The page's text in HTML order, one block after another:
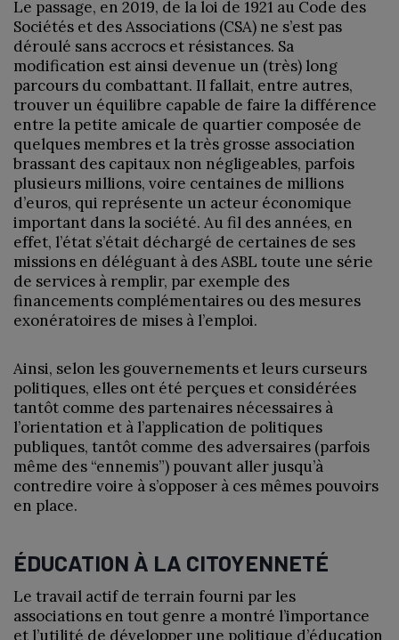
Le passage, en 2019, de la loi de 1921 au Code des
Sociétés et des Associations (CSA) ne s’est pas
déroulé sans accrocs et résistances. Sa
modification est ainsi devenue un (très) long
parcours du combattant. Il fallait, entre autres,
trouver un équilibre capable de faire la différence
entre la petite amicale de quartier composée de
quelques membres et la très grosse association
brassant des capitaux non négligeables, parfois
plusieurs millions, voire centaines de millions
d’euros, qui représente un acteur économique
important dans la société. Au fil des années, en
effet, l’état s’était déchargé de certaines de ses
missions en déléguant à des ASBL toute une série
de services à remplir, par exemple des
financements complémentaires ou des mesures
exonératoires de mises à l’emploi.
Ainsi, selon les gouvernements et leurs curseurs
politiques, elles ont été perçues et considérées
tantôt comme des partenaires nécessaires à
l’orientation et à l’application de politiques
publiques, tantôt comme des adversaires (parfois
même des “ennemis”) pouvant aller jusqu’à
contredire voire à s’opposer à ces mêmes pouvoirs
en place.
ÉDUCATION À LA CITOYENNETÉ
Le travail actif de terrain fourni par les
associations en tout genre a montré l’importance
et l’utilité de développer une politique d’éducation